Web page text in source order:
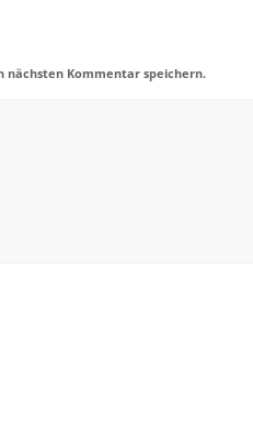
nächsten Kommentar speichern.